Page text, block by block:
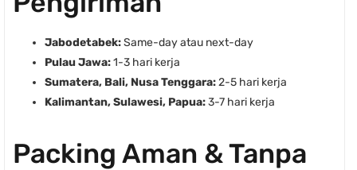
Jabodetabek:Same-day atau next-day
Pulau Jawa:1-3 hari kerja
Sumatera, Bali, Nusa Tenggara:2-5 hari kerja
Kalimantan, Sulawesi, Papua:3-7 hari kerja
Packing Aman & Tanpa